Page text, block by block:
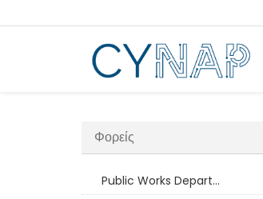
στο
Φορείς
Public Works Depart...